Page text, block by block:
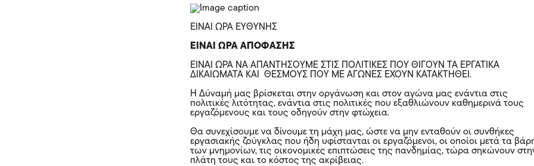
ΕΙΝΑΙ ΩΡΑ ΕΥΘΥΝΗΣ
ΕΙΝΑΙ ΩΡΑ ΑΠΟΦΑΣΗΣ
ΕΙΝΑΙ ΩΡΑ ΝΑ ΑΠΑΝΤΗΣΟΥΜΕ ΣΤΙΣ ΠΟΛΙΤΙΚΕΣ ΠΟΥ ΘΙΓΟΥΝ ΤΑ ΕΡΓΑΤΙΚΑ
ΔΙΚΑΙΩΜΑΤΑ ΚΑΙ ΘΕΣΜΟΥΣ ΠΟΥ ΜΕ ΑΓΩΝΕΣ ΕΧΟΥΝ ΚΑΤΑΚΤΗΘΕΙ.
Η Δύναμή μας βρίσκεται στην οργάνωση και στον αγώνα μας ενάντια στις
πολιτικές λιτότητας, ενάντια στις πολιτικές που εξαθλιώνουν καθημερινά τους
εργαζόμενους και τους οδηγούν στην φτώχεια.
Θα συνεχίσουμε να δίνουμε τη μάχη μας, ώστε να μην ενταθούν οι συνθήκες
εργασιακής ζούγκλας που ήδη υφίστανται οι εργαζόμενοι, οι οποίοι μετά τα
των μνημονίων, τις οικονομικές επιπτώσεις της πανδημίας, τώρα σηκώνουν
πλάτη τους και το κόστος της ακρίβειας.